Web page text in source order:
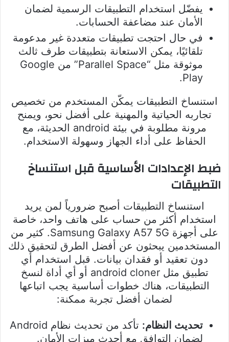
يفضّل استخدام التطبيقات الرسمية لضمان
الأمان عند مضاعفة الحسابات.
في حال احتجت تطبيقات متعددة غير مدعومة
تلقائيًا، يمكن الاستعانة بتطبيقات طرف ثالث
موثوقة مثل “Parallel Space” من Google
Play.
استنساخ التطبيقات يمكّن المستخدم من تخصيص
تجاربه الحياتية والمهنية على أفضل نحو، ويمنح
مرونة مطلوبة في بيئة android الحديثة، مع
الحفاظ على أداء الجهاز وسهولة الاستخدام.
ضبط الإعدادات الأساسية قبل استنساخ
التطبيقات
استنساخ التطبيقات أصبح ضرورياً لمن يريد
استخدام أكثر من حساب على هاتف واحد، خاصة
على أجهزة Samsung Galaxy A57 5G. كثير من
المستخدمين يبحثون عن أفضل الطرق لتحقيق ذلك
دون تعقيد أو فقدان بيانات. قبل استخدام أي
تطبيق مثل android cloner أو أي أداة لنسخ
التطبيقات، هناك خطوات أساسية يجب اتباعها
لضمان أفضل تجربة ممكنة:
تحديث النظام:
تأكد من تحديث نظام Android
لضمان التوافق مع أحدث ميزات الأمان.